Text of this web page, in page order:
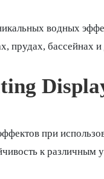
водных
прудах, бассейнах
при
к различным